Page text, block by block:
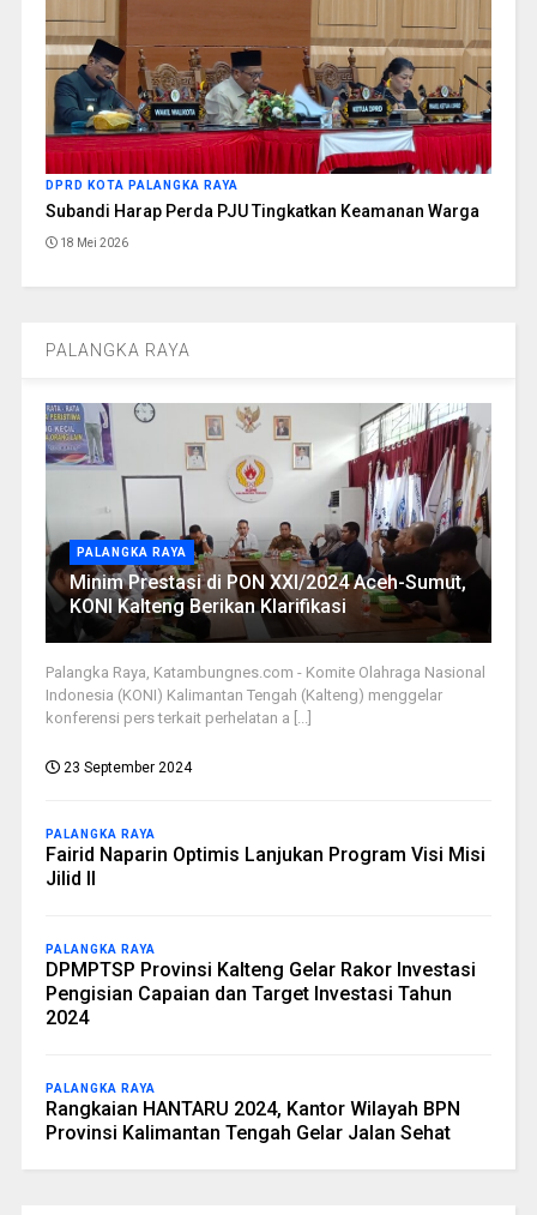
DPRD KOTA PALANGKA RAYA
Subandi Harap Perda PJU Tingkatkan Keamanan Warga
18 Mei 2026
PALANGKA RAYA
PALANGKA RAYA
Minim Prestasi di PON XXI/2024 Aceh-Sumut,
KONI Kalteng Berikan Klarifikasi
Palangka Raya, Katambungnes.com - Komite Olahraga Nasional
Indonesia (KONI) Kalimantan Tengah (Kalteng) menggelar
konferensi pers terkait perhelatan a [...]
23 September 2024
PALANGKA RAYA
Fairid Naparin Optimis Lanjukan Program Visi Misi
Jilid II
PALANGKA RAYA
DPMPTSP Provinsi Kalteng Gelar Rakor Investasi
Pengisian Capaian dan Target Investasi Tahun
2024
PALANGKA RAYA
Rangkaian HANTARU 2024, Kantor Wilayah BPN
Provinsi Kalimantan Tengah Gelar Jalan Sehat